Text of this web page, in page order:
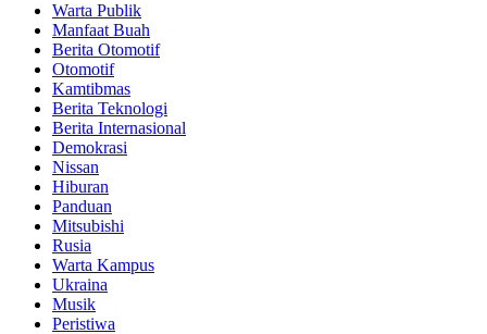
Warta Publik
Manfaat Buah
Berita Otomotif
Otomotif
Kamtibmas
Berita Teknologi
Berita Internasional
Demokrasi
Nissan
Hiburan
Panduan
Mitsubishi
Rusia
Warta Kampus
Ukraina
Musik
Peristiwa